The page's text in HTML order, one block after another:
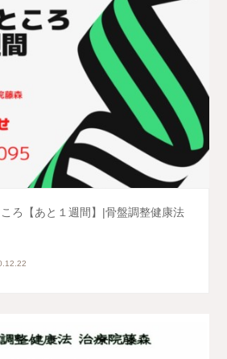
ろ【あと１週間】|骨盤調整健康法